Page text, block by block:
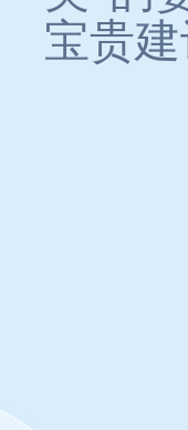
宝贵